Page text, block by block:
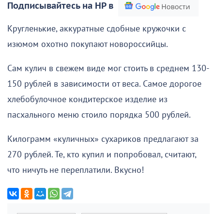
Подписывайтесь на НР в
Кругленькие, аккуратные сдобные кружочки с
изюмом охотно покупают новороссийцы.
Сам кулич в свежем виде мог стоить в среднем 130-
150 рублей в зависимости от веса. Самое дорогое
хлебобулочное кондитерское изделие из
пасхального меню стоило порядка 500 рублей.
Килограмм «куличных» сухариков предлагают за
270 рублей. Те, кто купил и попробовал, считают,
что ничуть не переплатили. Вкусно!